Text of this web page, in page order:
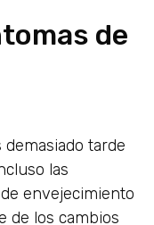
de
tarde
las
envejecimiento
de los cambios